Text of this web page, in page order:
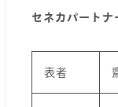
セネカパートナ
表者